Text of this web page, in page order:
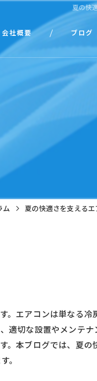
夏の快
会社概要
あいさつ
ブログ
コラム
ム 夏の快適さを支える
。エアコンは単なる冷
適切な設置やメンテナ
。本ブログでは、夏の
。